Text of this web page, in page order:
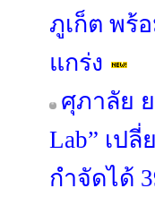
ภูเก็ต พร้
แกร่ง
ศุภาลัย
Lab” เป
กำจัดได้